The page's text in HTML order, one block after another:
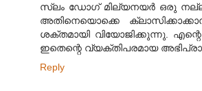
സ്ലം ഡോഗ് മില്യനയര്‍ ഒരു
അതിനെയൊക്കെ
ശക്തമായി വിയോജിക്കുന്നു.
ഇതെന്റെ വ്യക്തിപരമായ
Reply